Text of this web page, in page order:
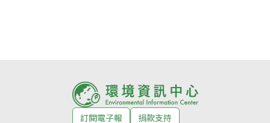
訂閱電子報 捐款支持